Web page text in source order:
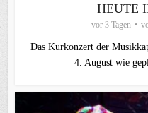
HEUTE
vor 3 Tagen
Das Kurkonzert der
4. August wie